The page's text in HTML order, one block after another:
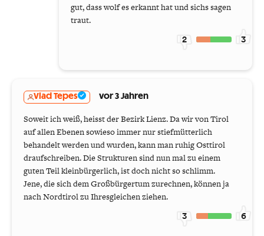
gut, dass wolf es erkannt hat und sichs sagen
traut.
2 3
Vlad Tepes vor 3 Jahren
Soweit ich weiß, heisst der Bezirk Lienz. Da wir von Tirol
auf allen Ebenen sowieso immer nur stiefmütterlich
behandelt werden und wurden, kann man ruhig Osttirol
draufschreiben. Die Strukturen sind nun mal zu einem
guten Teil kleinbürgerlich, ist doch nicht so schlimm.
Jene, die sich dem Großbürgertum zurechnen, können ja
nach Nordtirol zu Ihresgleichen ziehen.
3 6